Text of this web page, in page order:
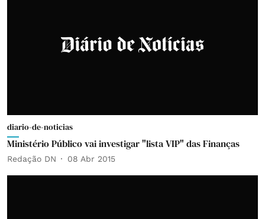
diario-de-noticias
Ministério Público vai investigar "lista VIP" das Finanças
Redação DN 08 Abr 2015